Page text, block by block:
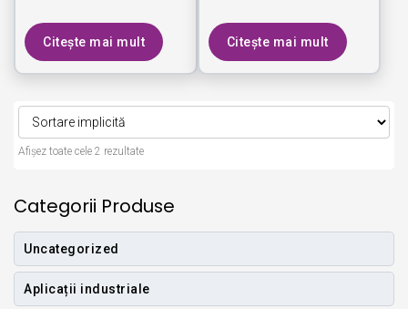
Citește mai mult Citește mai mult
Afișez toate cele 2 rezultate
Categorii Produse
Uncategorized
Aplicații industriale